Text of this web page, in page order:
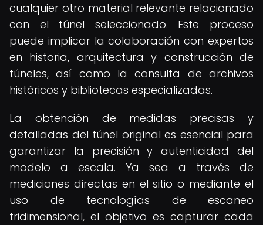
cualquier otro material relevante relacionado
con el túnel seleccionado. Este proceso
puede implicar la colaboración con expertos
en historia, arquitectura y construcción de
túneles, así como la consulta de archivos
históricos y bibliotecas especializadas.
La obtención de medidas precisas y
detalladas del túnel original es esencial para
garantizar la precisión y autenticidad del
modelo a escala. Ya sea a través de
mediciones directas en el sitio o mediante el
uso de tecnologías de escaneo
tridimensional, el objetivo es capturar cada